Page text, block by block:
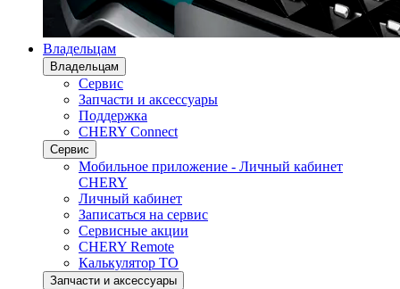
Владельцам
Владельцам
Сервис
Запчасти и аксессуары
Поддержка
CHERY Connect
Сервис
Мобильное приложение - Личный кабинет
CHERY
Личный кабинет
Записаться на сервис
Сервисные акции
CHERY Remote
Калькулятор ТО
Запчасти и аксессуары